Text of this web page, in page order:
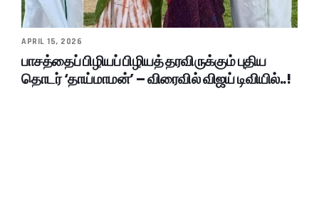
APRIL 15, 2026
பாசத்தைப் பிழியப் பிழியத் தரவிருக்கும் புதிய
தொடர் ‘தாய்மாமன்’ – விரைவில் விஜய் டிவியில்..!